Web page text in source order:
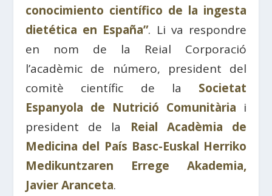
conocimiento científico de la ingesta
dietética en España”. Li va respondre
en nom de la Reial Corporació
l’acadèmic de número, president del
comitè científic de la Societat
Espanyola de Nutrició Comunitària i
president de la Reial Acadèmia de
Medicina del País Basc-Euskal Herriko
Medikuntzaren Errege Akademia,
Javier Aranceta.